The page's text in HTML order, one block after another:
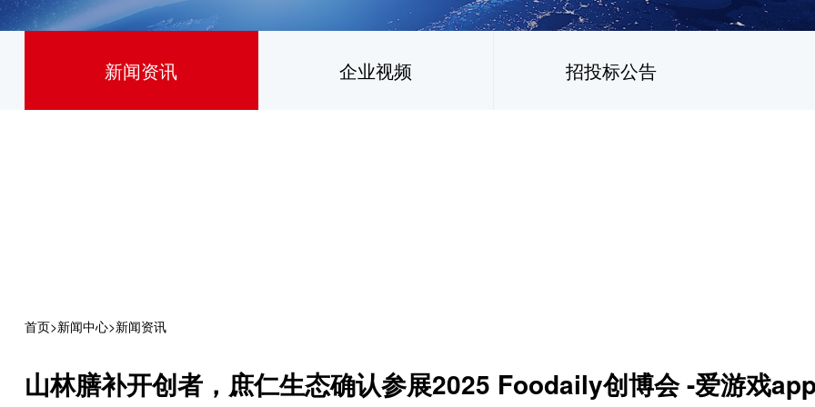
新闻资讯 企业视频 招投标公告
首页>新闻中心>新闻资讯
山林膳补开创者，庶仁生态确认参展2025 Foodaily创博会 -爱游戏